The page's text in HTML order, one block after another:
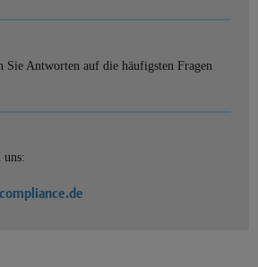
Sie Antworten auf die häufigsten Fragen